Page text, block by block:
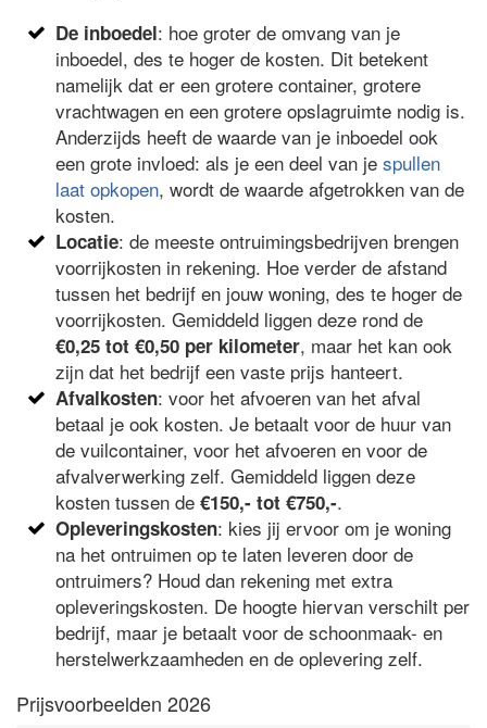
De inboedel: hoe groter de omvang van je
inboedel, des te hoger de kosten. Dit betekent
namelijk dat er een grotere container, grotere
vrachtwagen en een grotere opslagruimte nodig is.
Anderzijds heeft de waarde van je inboedel ook
een grote invloed: als je een deel van jespullen
laat opkopen, wordt de waarde afgetrokken van de
kosten.
Locatie: de meeste ontruimingsbedrijven brengen
voorrijkosten in rekening. Hoe verder de afstand
tussen het bedrijf en jouw woning, des te hoger de
voorrijkosten. Gemiddeld liggen deze rond de
€0,25 tot €0,50 per kilometer, maar het kan ook
zijn dat het bedrijf een vaste prijs hanteert.
Afvalkosten: voor het afvoeren van het afval
betaal je ook kosten. Je betaalt voor de huur van
de vuilcontainer, voor het afvoeren en voor de
afvalverwerking zelf. Gemiddeld liggen deze
kosten tussen de€150,- tot €750,-.
Opleveringskosten: kies jij ervoor om je woning
na het ontruimen op te laten leveren door de
ontruimers? Houd dan rekening met extra
opleveringskosten. De hoogte hiervan verschilt per
bedrijf, maar je betaalt voor de schoonmaak- en
herstelwerkzaamheden en de oplevering zelf.
Prijsvoorbeelden 2026